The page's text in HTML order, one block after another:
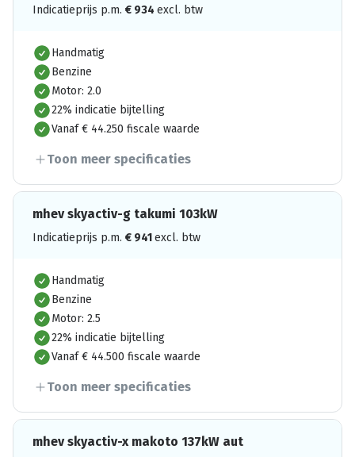
Indicatieprijs p.m. € 934 excl. btw
Handmatig
Benzine
Motor: 2.0
22% indicatie bijtelling
Vanaf € 44.250 fiscale waarde
Toon meer specificaties
mhev skyactiv-g takumi 103kW
Indicatieprijs p.m. € 941excl. btw
Handmatig
Benzine
Motor: 2.5
22% indicatie bijtelling
Vanaf € 44.500 fiscale waarde
Toon meer specificaties
mhev skyactiv-x makoto 137kW aut